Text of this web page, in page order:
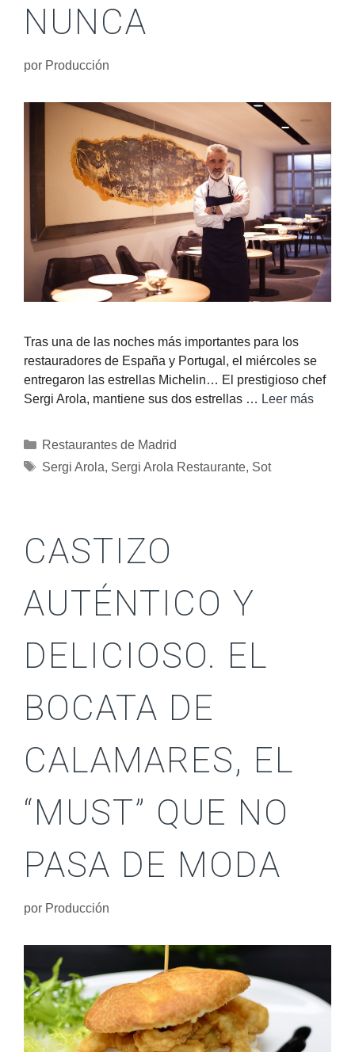
NUNCA
por Producción
Tras una de las noches más importantes para los
restauradores de España y Portugal, el miércoles se
entregaron las estrellas Michelin… El prestigioso chef
Sergi Arola, mantiene sus dos estrellas … Leer más
Restaurantes de Madrid
Sergi Arola, Sergi Arola Restaurante, Sot
CASTIZO
AUTÉNTICO Y
DELICIOSO. EL
BOCATA DE
CALAMARES, EL
“MUST” QUE NO
PASA DE MODA
por Producción